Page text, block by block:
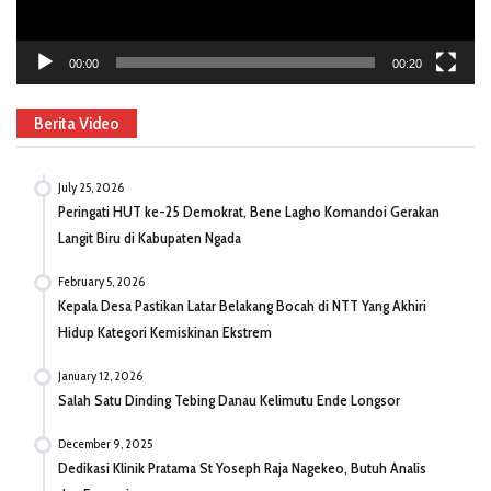
00:00 00:20
Berita Video
July 25, 2026
Peringati HUT ke-25 Demokrat, Bene Lagho Komandoi Gerakan
Langit Biru di Kabupaten Ngada
February 5, 2026
Kepala Desa Pastikan Latar Belakang Bocah di NTT Yang Akhiri
Hidup Kategori Kemiskinan Ekstrem
January 12, 2026
Salah Satu Dinding Tebing Danau Kelimutu Ende Longsor
December 9, 2025
Dedikasi Klinik Pratama St Yoseph Raja Nagekeo, Butuh Analis